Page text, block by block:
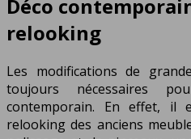
Déco
relooking
Les modifications de
toujours nécessaires
contemporain. En effet, il
relooking des anciens